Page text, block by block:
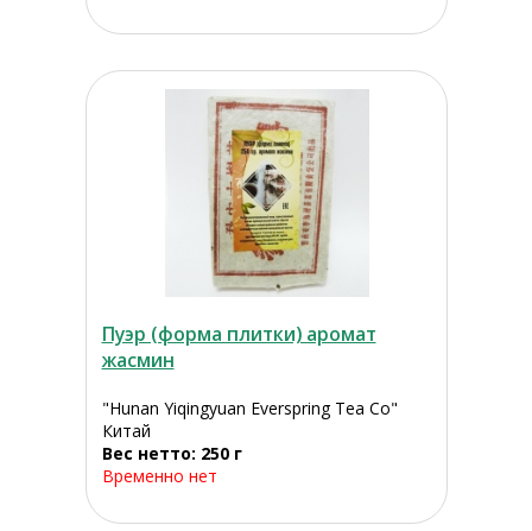
Пуэр (форма плитки) аромат
жасмин
"Hunan Yiqingyuan Everspring Tea Co"
Китай
Вес нетто: 250 г
Временно нет